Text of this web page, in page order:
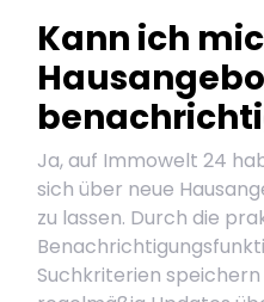
Kann ich
Ja, auf Immowelt 24
sich über neue
zu lassen. Durch die
Suchkriterien